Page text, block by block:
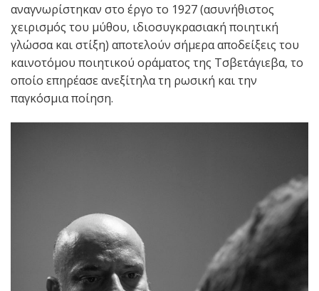
αναγνωρίστηκαν στο έργο το 1927 (ασυνήθιστος
χειρισμός του μύθου, ιδιοσυγκρασιακή ποιητική
γλώσσα και στίξη) αποτελούν σήμερα αποδείξεις του
καινοτόμου ποιητικού οράματος της Τσβετάγιεβα, το
οποίο επηρέασε ανεξίτηλα τη ρωσική και την
παγκόσμια ποίηση.